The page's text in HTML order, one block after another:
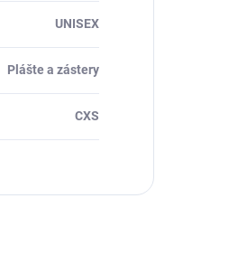
UNISEX
Plášte a zástery
CXS